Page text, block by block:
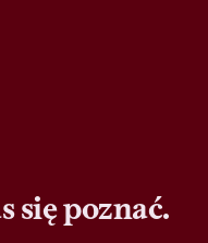
się poznać.